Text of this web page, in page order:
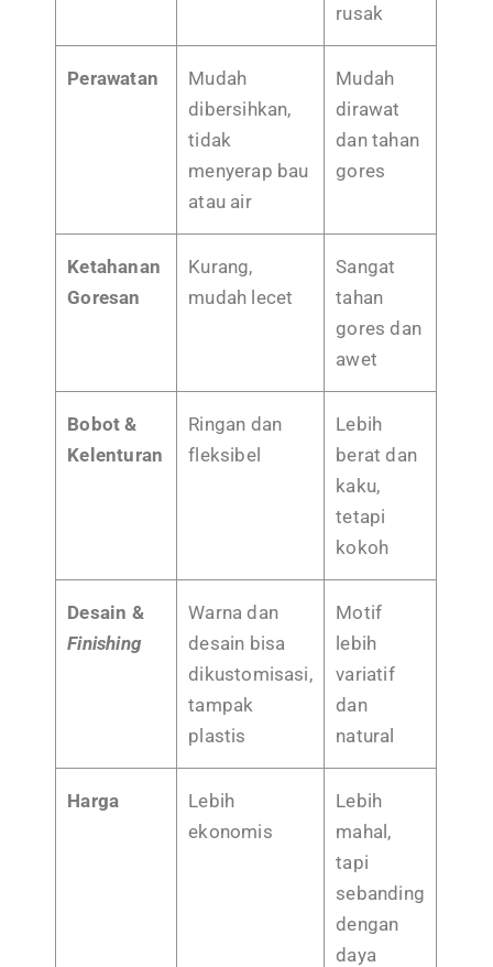
rusak
Perawatan
Mudah
dibersihkan,
tidak
menyerap bau
atau air
Mudah
dirawat
dan tahan
gores
Ketahanan
Goresan
Kurang,
mudah lecet
Sangat
tahan
gores dan
awet
Bobot &
Kelenturan
Ringan dan
fleksibel
Lebih
berat dan
kaku,
tetapi
kokoh
Desain &
Finishing
Warna dan
desain bisa
dikustomisasi,
tampak
plastis
Motif
lebih
variatif
dan
natural
Harga
Lebih
ekonomis
Lebih
mahal,
tapi
sebanding
dengan
daya